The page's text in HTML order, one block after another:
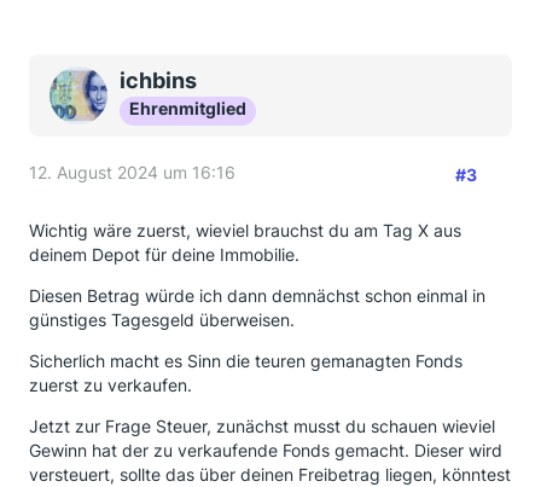
ichbins
Ehrenmitglied
12. August 2024 um 16:16 #3
Wichtig wäre zuerst, wieviel brauchst du am Tag X aus
deinem Depot für deine Immobilie.
Diesen Betrag würde ich dann demnächst schon einmal in
günstiges Tagesgeld überweisen.
Sicherlich macht es Sinn die teuren gemanagten Fonds
zuerst zu verkaufen.
Jetzt zur Frage Steuer, zunächst musst du schauen wieviel
Gewinn hat der zu verkaufende Fonds gemacht. Dieser wird
versteuert, sollte das über deinen Freibetrag liegen, könntest